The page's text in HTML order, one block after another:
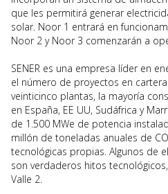
que les permitirá generar
solar. Noor 1 entrará en
Noor 2 y Noor 3 comenzarán a
SENER es una empresa líder en
el número de proyectos en
veinticinco plantas, la mayoría
en España, EE UU, Sudáfrica y
de 1.500 MWe de potencia
millón de toneladas anuales de
tecnológicas propias. Algunos de
son verdaderos hitos
Valle 2.